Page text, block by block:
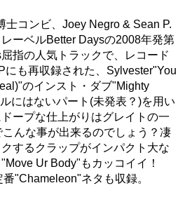
士コンビ、Joey Negro & Sean P.
ーベルBetter Daysの2008年発第
指の人気トラックで、レコード
にも再収録された、Sylvester"You
のインスト・ダブ"Mighty
にはないパート(未発表？)を用い
ープな仕上がりはグレイトの一
んな事が出来るのでしょう？凄
するクラップがインパクト大な
Ur Body"もカッコイイ！
"Chameleon"ネタも収録。